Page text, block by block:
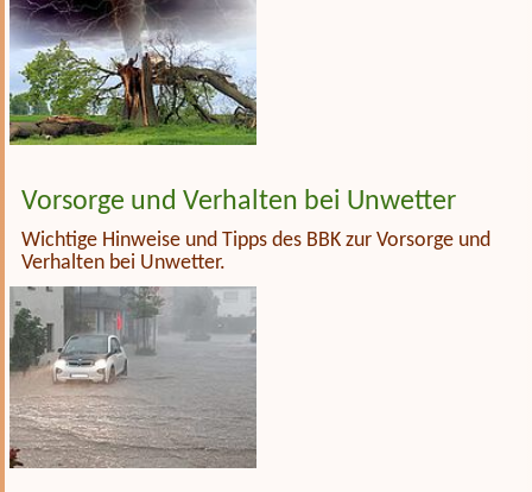
Vorsorge und Verhalten bei Unwetter
Wichtige Hinweise und Tipps des BBK zur Vorsorge und
Verhalten bei Unwetter.